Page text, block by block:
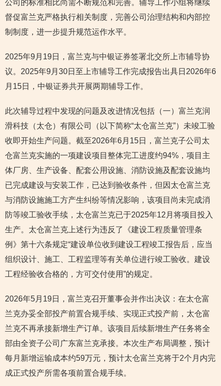
公司的标准相比尚需不断规范和完善。辅导工作小组将继续
督促富兰克严格执行相关制度，完善公司治理结构和内部控
制制度，进一步提升规范运作水平。
2025年9月19日，富兰克与中银证券签署北交所上市辅导协
议。2025年9月30日至上市辅导工作完成报告出具日2026年6
月15日，中银证券共开展两期辅导工作。
此次辅导过程中发现的问题及改进情况包括（一）富兰克润
滑科技（太仓）有限公司（以下简称“太仓富兰克”）未竣工验
收即开始生产问题。截至2026年6月15日，富兰克子公司太
仓富兰克实施的一项建设项目整体完工进度约94%，项目主
体厂房、生产设备、配套公用设施、消防设施及配套设施均
已完成建设与安装工作，已达到验收条件，但因太仓富兰克
与消防设施施工方产生纠纷等情况影响，该项目尚未完成消
防等竣工验收手续，太仓富兰克已于2025年12月将项目投入
生产。太仓富兰克上述行为违反了《建设工程质量管理条
例》第十六条规定“建设单位收到建设工程竣工报告后，应当
组织设计、施工、工程监理等有关单位进行竣工验收。建设
工程经验收合格的，方可交付使用”的规定。
2026年5月19日，富兰克召开董事会并作出决议：在太仓富
兰克办妥全部投产前置合规手续、实现正式投产前，太仓富
兰克不再承接新增生产订单。该项目后续新增生产任务将全
部由全资子公司广东富兰克承接。本次生产布局调整，预计
每月新增运输成本约59万元，预计太仓富兰克将于2个月内完
成正式投产所需各项前置合规手续。